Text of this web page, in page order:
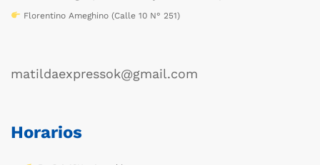
Florentino Ameghino (Calle 10 N° 251)
matildaexpressok@gmail.com
Horarios